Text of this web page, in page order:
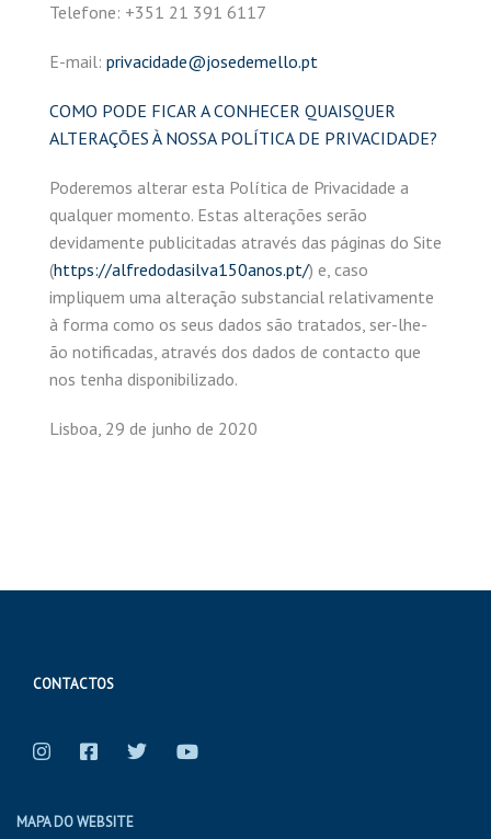
Telefone: +351 21 391 6117
E-mail: privacidade@josedemello.pt
COMO PODE FICAR A CONHECER QUAISQUER
ALTERAÇÕES À NOSSA POLÍTICA DE PRIVACIDADE?
Poderemos alterar esta Política de Privacidade a
qualquer momento. Estas alterações serão
devidamente publicitadas através das páginas do Site
(https://alfredodasilva150anos.pt/) e, caso
impliquem uma alteração substancial relativamente
à forma como os seus dados são tratados, ser-lhe-
ão notificadas, através dos dados de contacto que
nos tenha disponibilizado.
Lisboa, 29 de junho de 2020
CONTACTOS
MAPA DO WEBSITE